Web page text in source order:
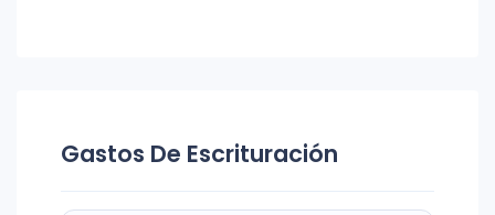
Gastos De Escrituración